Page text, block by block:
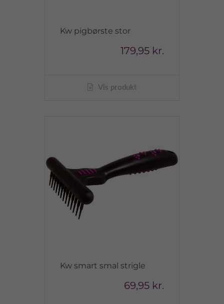
Kw pigbørste stor
179,95 kr.
Vis produkt
Kw smart smal strigle
69,95 kr.